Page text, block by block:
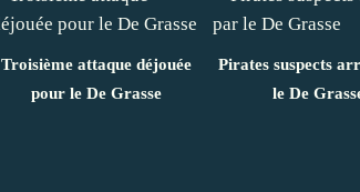
Troisième attaque déjouée
pour le De Grasse
Pirates suspects
le De